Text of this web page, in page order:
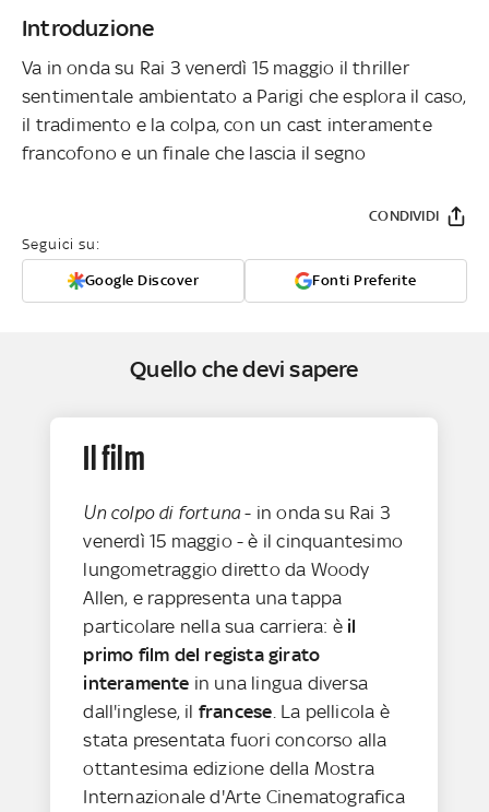
Introduzione
Va in onda su Rai 3 venerdì 15 maggio il thriller
sentimentale ambientato a Parigi che esplora il caso,
il tradimento e la colpa, con un cast interamente
francofono e un finale che lascia il segno
Seguici su:
Google Discover Fonti Preferite
CONDIVIDI
Quello che devi sapere
Il film
Un colpo di fortuna- in onda su Rai 3
venerdì 15 maggio - è il cinquantesimo
lungometraggio diretto da Woody
Allen, e rappresenta una tappa
particolare nella sua carriera: è il
primo film del regista girato
interamente in una lingua diversa
dall'inglese, il francese . La pellicola è
stata presentata fuori concorso alla
ottantesima edizione della Mostra
Internazionale d'Arte Cinematografica